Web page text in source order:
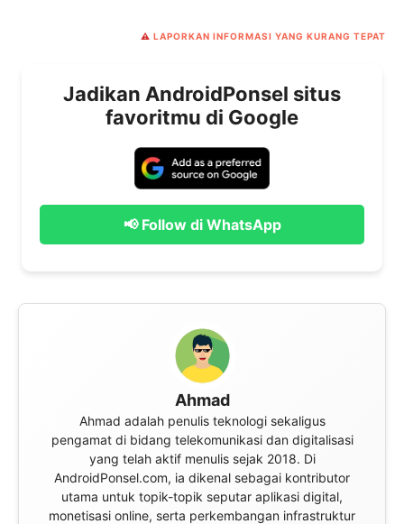
⚠️ LAPORKAN INFORMASI YANG KURANG TEPAT
Jadikan AndroidPonsel situs
favoritmu di Google
📢 Follow di WhatsApp
Ahmad
Ahmad adalah penulis teknologi sekaligus
pengamat di bidang telekomunikasi dan digitalisasi
yang telah aktif menulis sejak 2018. Di
AndroidPonsel.com, ia dikenal sebagai kontributor
utama untuk topik-topik seputar aplikasi digital,
monetisasi online, serta perkembangan infrastruktur